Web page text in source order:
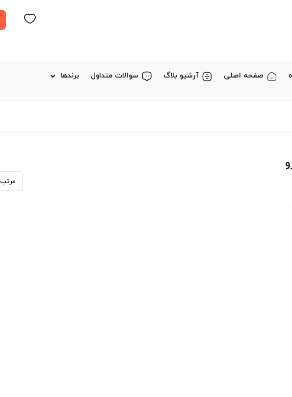
صفحه اصلی آرشیو بلاگ سوالات متداول برندها